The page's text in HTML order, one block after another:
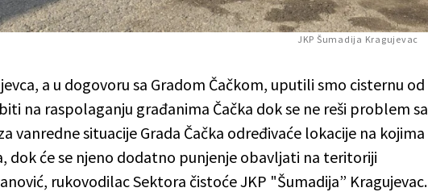
JKP Šumadija Kragujevac
a u dogovoru sa Gradom Čačkom, uputili smo cisternu od
na raspolaganju građanima Čačka dok se ne reši problem sa
vanredne situacije Grada Čačka određivaće lokacije na kojima
dok će se njeno dodatno punjenje obavljati na teritoriji
rukovodilac Sektora čistoće JKP "Šumadija” Kragujevac.